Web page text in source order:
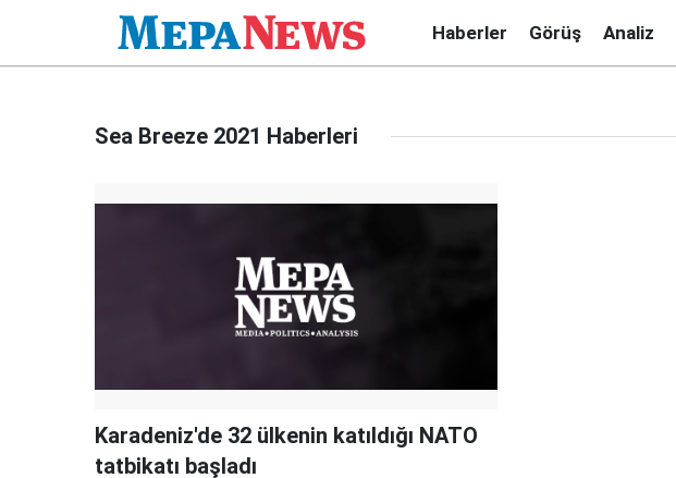
Haberler Görüş Analiz
Sea Breeze 2021 Haberleri
Karadeniz'de 32 ülkenin katıldığı NATO
tatbikatı başladı